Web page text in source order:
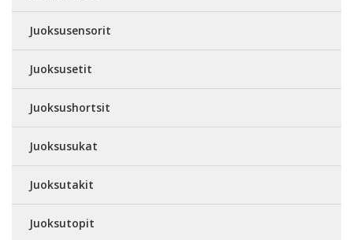
Juoksusensorit
Juoksusetit
Juoksushortsit
Juoksusukat
Juoksutakit
Juoksutopit